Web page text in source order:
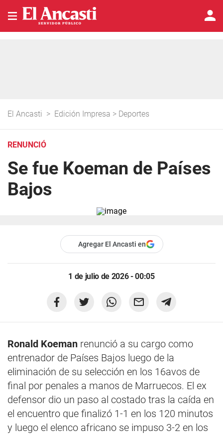
El Ancasti > Edición Impresa > Deportes
RENUNCIÓ
Se fue Koeman de Países
Bajos
Agregar El Ancasti en
1 de julio de 2026 - 00:05
Ronald Koeman renunció a su cargo como
entrenador de Países Bajos luego de la
eliminación de su selección en los 16avos de
final por penales a manos de Marruecos. El ex
defensor dio un paso al costado tras la caída en
el encuentro que finalizó 1-1 en los 120 minutos
y luego el elenco africano se impuso 3-2 en los